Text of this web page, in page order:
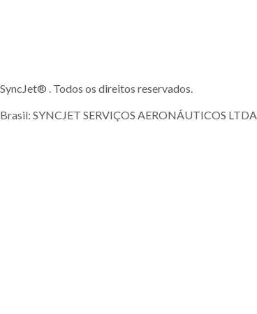
SyncJet® . Todos os direitos reservados.
Brasil: SYNCJET SERVIÇOS AERONÁUTICOS LTDA